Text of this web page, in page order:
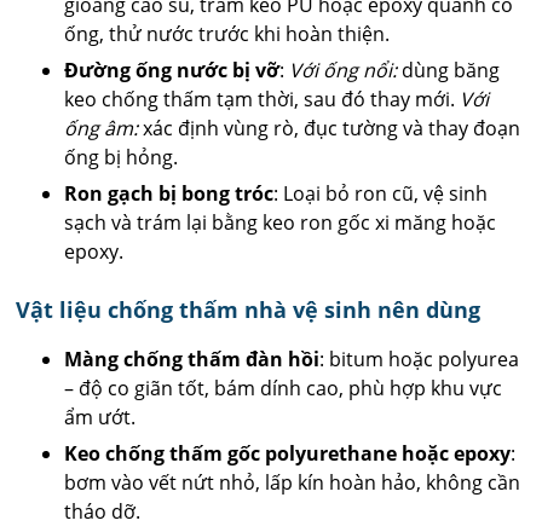
ống, thử nước trước khi hoàn thiện.
Đường ống nước bị vỡ: Với ống nổi:dùng băng
keo chống thấm tạm thời, sau đó thay mới. Với
ống âm:xác định vùng rò, đục tường và thay đoạn
ống bị hỏng.
Ron gạch bị bong tróc: Loại bỏ ron cũ, vệ sinh
sạch và trám lại bằng keo ron gốc xi măng hoặc
epoxy.
Vật liệu chống thấm nhà vệ sinh nên dùng
Màng chống thấm đàn hồi: bitum hoặc polyurea
– độ co giãn tốt, bám dính cao, phù hợp khu vực
ẩm ướt.
Keo chống thấm gốc polyurethane hoặc epoxy:
bơm vào vết nứt nhỏ, lấp kín hoàn hảo, không cần
tháo dỡ.